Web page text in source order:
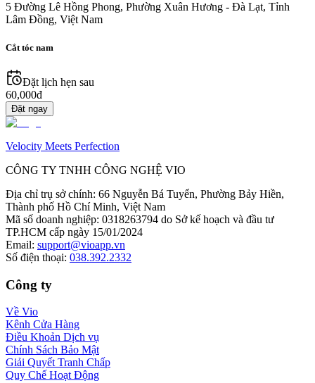
5 Đường Lê Hồng Phong, Phường Xuân Hương - Đà Lạt, Tỉnh
Lâm Đồng, Việt Nam
Cắt tóc nam
Đặt lịch hẹn sau
60,000đ
Đặt ngay
Velocity Meets Perfection
CÔNG TY TNHH CÔNG NGHỆ VIO
Địa chỉ trụ sở chính: 66 Nguyễn Bá Tuyển, Phường Bảy Hiền,
Thành phố Hồ Chí Minh, Việt Nam
Mã số doanh nghiệp: 0318263794 do Sở kế hoạch và đầu tư
TP.HCM cấp ngày 15/01/2024
Email: support@vioapp.vn
Số điện thoại: 038.392.2332
Công ty
Về Vio
Kênh Cửa Hàng
Điều Khoản Dịch vụ
Chính Sách Bảo Mật
Giải Quyết Tranh Chấp
Quy Chế Hoạt Động